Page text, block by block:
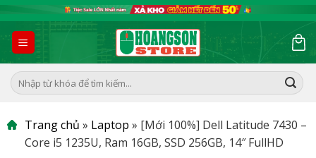
to
content
Tìm
kiếm:
Trang chủ » Laptop » [Mới 100%] Dell Latitude 7430 –
Core i5 1235U, Ram 16GB, SSD 256GB, 14″ FullHD